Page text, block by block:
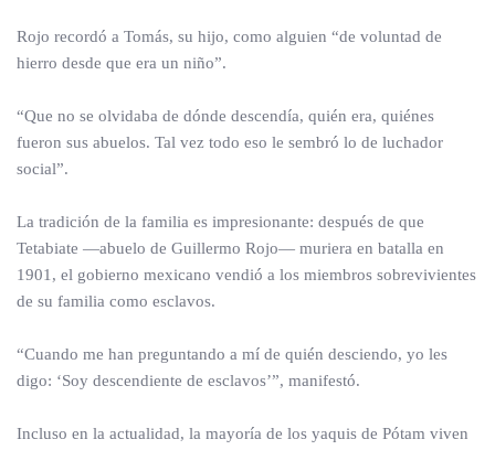
Rojo recordó a Tomás, su hijo, como alguien “de voluntad de
hierro desde que era un niño”.
“Que no se olvidaba de dónde descendía, quién era, quiénes
fueron sus abuelos. Tal vez todo eso le sembró lo de luchador
social”.
La tradición de la familia es impresionante: después de que
Tetabiate —abuelo de Guillermo Rojo— muriera en batalla en
1901, el gobierno mexicano vendió a los miembros sobrevivientes
de su familia como esclavos.
“Cuando me han preguntando a mí de quién desciendo, yo les
digo: ‘Soy descendiente de esclavos’”, manifestó.
Incluso en la actualidad, la mayoría de los yaquis de Pótam viven